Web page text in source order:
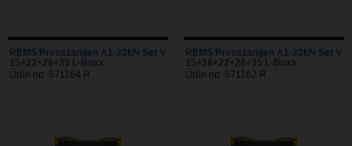
REMS Presszangen A1-32kN Set V
15+22+28+35 L-Boxx
Ürün no. 571164 R
REMS Presszangen A1-32kN Set V
15+18+22+28+35 L-Boxx
Ürün no. 571162 R